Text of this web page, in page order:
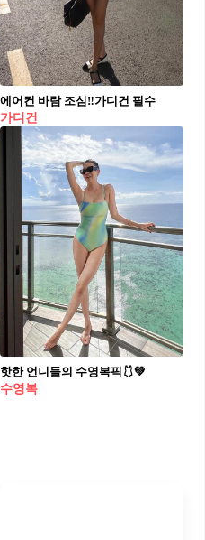
에어컨 바람 조심‼️가디건 필수
가디건
핫한 언니들의 수영복픽🩱💚
수영복